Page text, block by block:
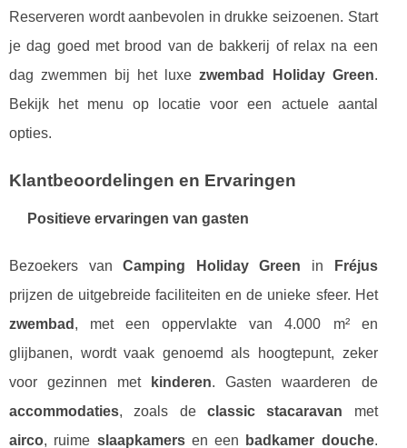
Reserveren wordt aanbevolen in drukke seizoenen. Start
je dag goed met brood van de bakkerij of relax na een
dag zwemmen bij het luxezwembad Holiday Green.
Bekijk het menu op locatie voor een actuele aantal
opties.
Klantbeoordelingen en Ervaringen
Positieve ervaringen van gasten
Bezoekers vanCamping Holiday Green in
Fréjus
prijzen de uitgebreide faciliteiten en de unieke sfeer. Het
zwembad , met een oppervlakte van 4.000 m² en
glijbanen, wordt vaak genoemd als hoogtepunt, zeker
voor gezinnen met
kinderen. Gasten waarderen de
accommodaties, zoals de classic stacaravan met
airco, ruime slaapkamersen een badkamer douche.